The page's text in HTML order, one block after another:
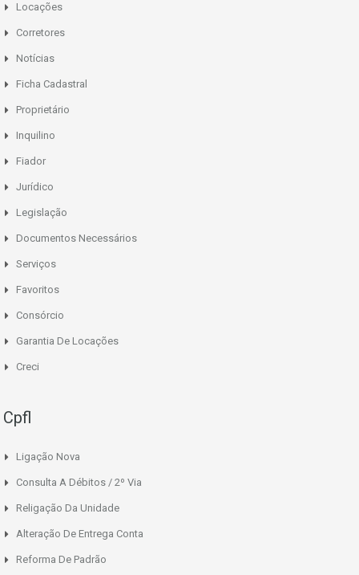
Locações
Corretores
Notícias
Ficha Cadastral
Proprietário
Inquilino
Fiador
Jurídico
Legislação
Documentos Necessários
Serviços
Favoritos
Consórcio
Garantia De Locações
Creci
Cpfl
Ligação Nova
Consulta A Débitos / 2º Via
Religação Da Unidade
Alteração De Entrega Conta
Reforma De Padrão